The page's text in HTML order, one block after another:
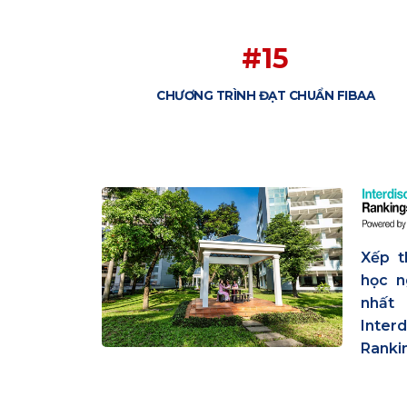
#15
CHƯƠNG TRÌNH ĐẠT CHUẨN FIBAA
Xếp
học